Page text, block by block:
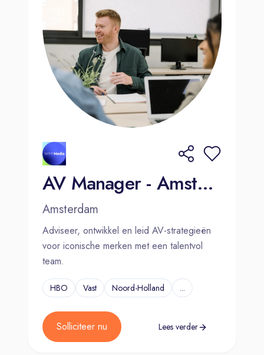
AV Manager - Amsterdam
Amsterdam
Adviseer, ontwikkel en leid AV-strategieën
voor iconische merken met een talentvol
team.
HBO Vast Noord-Holland ...
Solliciteer nu Lees verder